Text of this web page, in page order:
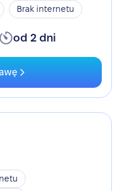
Brak internetu
od 2 dni